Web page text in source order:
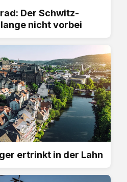
Der Schwitz-
nicht vorbei
ertrinkt in der Lahn